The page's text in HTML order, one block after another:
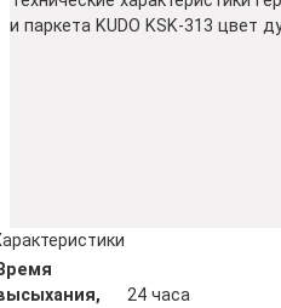
и паркета KUDO KSK-313 цвет
24 часа